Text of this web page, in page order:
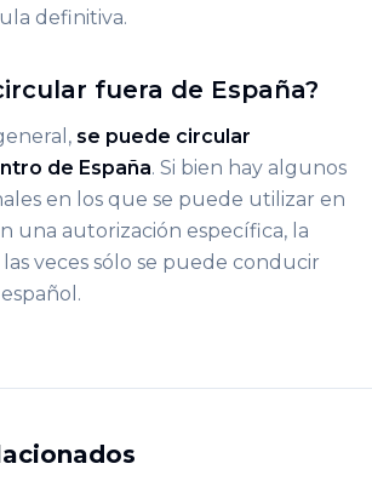
definitiva.
fuera de España?
se puede circular
de España. Si bien hay algunos
en los que se puede utilizar en
una autorización específica, la
veces sólo se puede conducir